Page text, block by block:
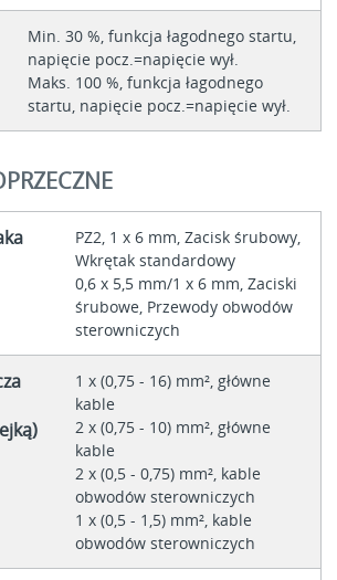
Min. 30 %, funkcja łagodnego startu,
napięcie pocz.=napięcie wył.
Maks. 100 %, funkcja łagodnego
startu, napięcie pocz.=napięcie wył.
PZ2, 1 x 6 mm, Zacisk śrubowy,
Wkrętak standardowy
0,6 x 5,5 mm/1 x 6 mm, Zaciski
śrubowe, Przewody obwodów
sterowniczych
1 x (0,75 - 16) mm², główne
kable
2 x (0,75 - 10) mm², główne
kable
2 x (0,5 - 0,75) mm², kable
obwodów sterowniczych
1 x (0,5 - 1,5) mm², kable
obwodów sterowniczych